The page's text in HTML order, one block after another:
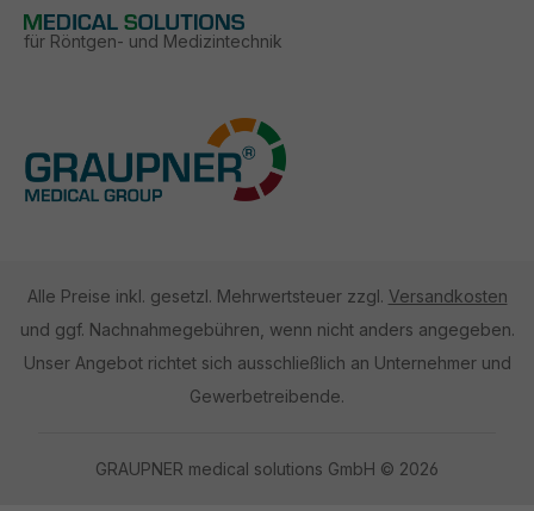
für Röntgen- und Medizintechnik
Alle Preise inkl. gesetzl. Mehrwertsteuer zzgl. Versandkosten
und ggf. Nachnahmegebühren, wenn nicht anders angegeben.
Unser Angebot richtet sich ausschließlich an Unternehmer und
Gewerbetreibende.
GRAUPNER medical solutions GmbH © 2026